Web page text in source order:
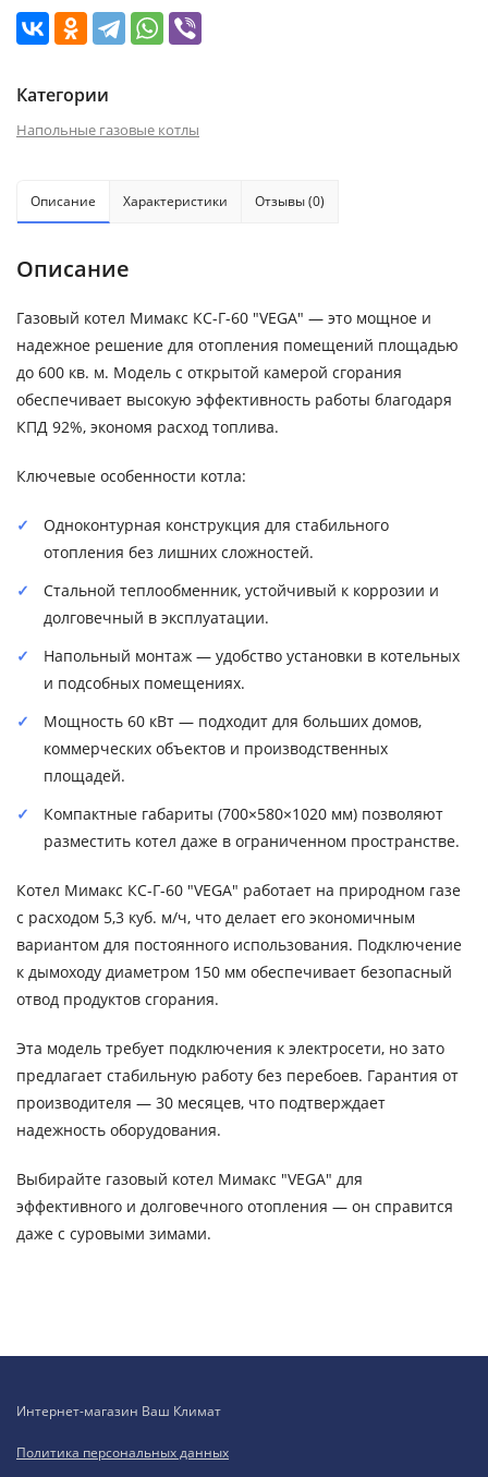
Категории
Напольные газовые котлы
Описание Характеристики Отзывы (0)
Описание
Газовый котел Мимакс КС-Г-60 "VEGA" — это мощное и
надежное решение для отопления помещений площадью
до 600 кв. м. Модель с открытой камерой сгорания
обеспечивает высокую эффективность работы благодаря
КПД 92%, экономя расход топлива.
Ключевые особенности котла:
Одноконтурная конструкция для стабильного
отопления без лишних сложностей.
Стальной теплообменник, устойчивый к коррозии и
долговечный в эксплуатации.
Напольный монтаж — удобство установки в котельных
и подсобных помещениях.
Мощность 60 кВт — подходит для больших домов,
коммерческих объектов и производственных
площадей.
Компактные габариты (700×580×1020 мм) позволяют
разместить котел даже в ограниченном пространстве.
Котел Мимакс КС-Г-60 "VEGA" работает на природном газе
с расходом 5,3 куб. м/ч, что делает его экономичным
вариантом для постоянного использования. Подключение
к дымоходу диаметром 150 мм обеспечивает безопасный
отвод продуктов сгорания.
Эта модель требует подключения к электросети, но зато
предлагает стабильную работу без перебоев. Гарантия от
производителя — 30 месяцев, что подтверждает
надежность оборудования.
Выбирайте газовый котел Мимакс "VEGA" для
эффективного и долговечного отопления — он справится
даже с суровыми зимами.
Интернет-магазин Ваш Климат
Политика персональных данных